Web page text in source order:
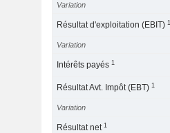
Variation
Résultat d'exploitation (EBIT)1
Variation
Intérêts payés1
Résultat Avt. Impôt (EBT)1
Variation
Résultat net1